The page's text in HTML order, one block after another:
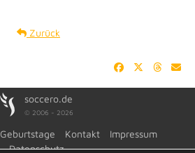
Zurück
soccero.de
© 2006 - 2026
Geburtstage Kontakt
Impressum
Datenschutz